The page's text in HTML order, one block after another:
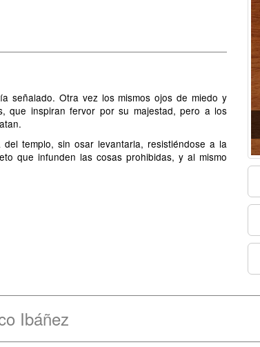
señalado. Otra vez los mismos ojos de miedo y
que inspiran fervor por su majestad, pero a los
templo, sin osar levantarla, resistiéndose a la
que infunden las cosas prohibidas, y al mismo
Ibáñez